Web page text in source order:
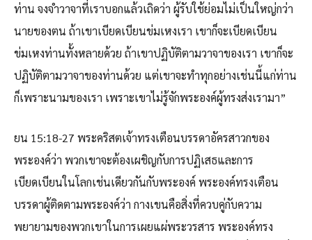
ท่าน จงจำวาจาที่เราบอกแล้วเถิดว่า ผู้รับใช้ย่อมไม่เป็นใหญ่กว่า
นายของตน ถ้าเขาเบียดเบียนข่มเหงเรา เขาก็จะเบียดเบียน
ข่มเหงท่านทั้งหลายด้วย ถ้าเขาปฏิบัติตามวาจาของเรา เขาก็จะ
ปฏิบัติตามวาจาของท่านด้วย แต่เขาจะทำทุกอย่างเช่นนี้แก่ท่าน
ก็เพราะนามของเรา เพราะเขาไม่รู้จักพระองค์ผู้ทรงส่งเรามา”
ยน 15:18-27 พระคริสตเจ้าทรงเตือนบรรดาอัครสาวกของ
พระองค์ว่า พวกเขาจะต้องเผชิญกับการปฏิเสธและการ
เบียดเบียนในโลกเช่นเดียวกันกับพระองค์ พระองค์ทรงเตือน
บรรดาผู้ติดตามพระองค์ว่า กางเขนคือสิ่งที่ควบคู่กับความ
พยายามของพวกเขาในการเผยแผ่พระวรสาร พระองค์ทรง